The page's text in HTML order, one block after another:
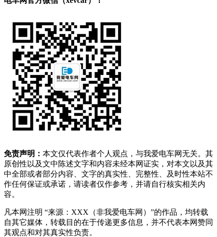
免责声明： 本文仅代表作者个人观点，与我爱电车网无关。其
原创性以及文中陈述文字和内容未经本网证实，对本文以及其
中全部或者部分内容、文字的真实性、完整性、及时性本站不
作任何保证或承诺，请读者仅作参考，并请自行核实相关内
容。
凡本网注明 “来源：XXX（非我爱电车网）”的作品，均转载
自其它媒体，转载目的在于传递更多信息，并不代表本网赞同
其观点和对其真实性负责。